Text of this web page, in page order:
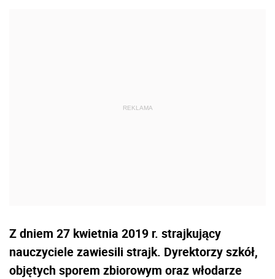
Z dniem 27 kwietnia 2019 r. strajkujący
nauczyciele zawiesili strajk. Dyrektorzy szkół,
objętych sporem zbiorowym oraz włodarze